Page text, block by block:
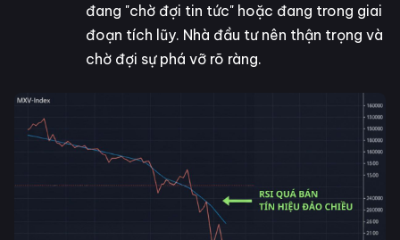
đang "chờ đợi tin tức" hoặc đang trong giai
đoạn tích lũy. Nhà đầu tư nên thận trọng và
chờ đợi sự phá vỡ rõ ràng.